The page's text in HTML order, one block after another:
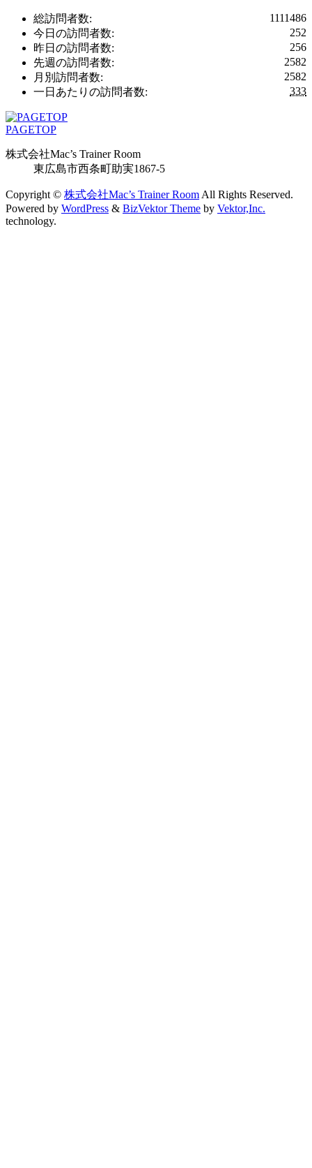
1111486
総訪問者数:
252
今日の訪問者数:
256
昨日の訪問者数:
2582
先週の訪問者数:
2582
月別訪問者数:
333
一日あたりの訪問者数:
PAGETOP
株式会社Mac’s Trainer Room
東広島市西条町助実1867-5
Copyright © 株式会社Mac’s Trainer Room All Rights Reserved.
Powered by WordPress & BizVektor Theme by Vektor,Inc.
technology.